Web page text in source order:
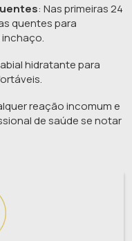
: Nas primeiras 24
quentes para
hidratante para
reação incomum e
de saúde se notar